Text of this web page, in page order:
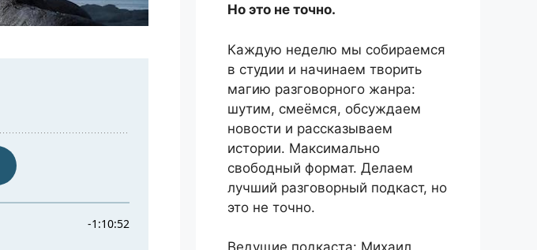
Но это не точно.
Каждую неделю мы собираемся
в студии и начинаем творить
магию разговорного жанра:
шутим, смеёмся, обсуждаем
новости и рассказываем
истории. Максимально
свободный формат. Делаем
лучший разговорный подкаст, но
это не точно.
Ведущие подкаста: Михаил